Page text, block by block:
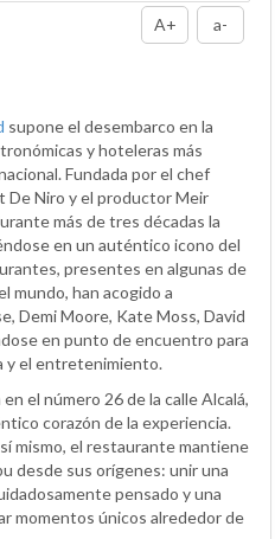
A+ a-
supone el desembarco en la
y hoteleras más
Fundada por el chef
De Niro y el productor Meir
más de tres décadas la
en un auténtico icono del
presentes en algunas de
mundo, han acogido a
Demi Moore, Kate Moss, David
en punto de encuentro para
y el entretenimiento.
el número 26 de la calle Alcalá,
corazón de la experiencia.
mismo, el restaurante mantiene
desde sus orígenes: unir una
pensado y una
momentos únicos alrededor de